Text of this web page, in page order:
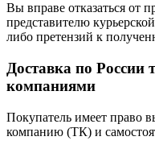
Вы вправе отказаться от
представителю
либо претензий к
Доставка по России
компаниями
Покупатель имеет право
компанию (ТК) и